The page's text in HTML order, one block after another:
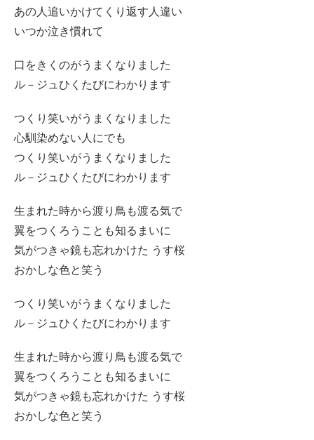
あの人追いかけてくり返す人違い
いつか泣き慣れて
口をきくのがうまくなりました
ル－ジュひくたびにわかります
つくり笑いがうまくなりました
心馴染めない人にでも
つくり笑いがうまくなりました
ル－ジュひくたびにわかります
生まれた時から渡り鳥も渡る気で
翼をつくろうことも知るまいに
気がつきゃ鏡も忘れかけた うす桜
おかしな色と笑う
つくり笑いがうまくなりました
ル－ジュひくたびにわかります
生まれた時から渡り鳥も渡る気で
翼をつくろうことも知るまいに
気がつきゃ鏡も忘れかけた うす桜
おかしな色と笑う